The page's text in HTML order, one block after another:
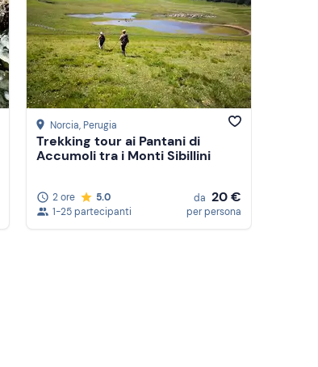
Prezzo (crescente)
Prezzo (decrescente)
Recensioni
Norcia, Perugia
Trekking tour ai Pantani di
Accumoli tra i Monti Sibillini
2 ore
5.0
1-25 partecipanti
da 20 €
per persona